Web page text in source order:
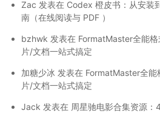
Zac 发表在 Codex 橙皮书：从安装
南（在线阅读与 PDF ）
bzhwk 发表在 FormatMaster全能
片/文档一站式搞定
加糖少冰 发表在 FormatMaster全能
片/文档一站式搞定
Jack 发表在 周星驰电影合集资源